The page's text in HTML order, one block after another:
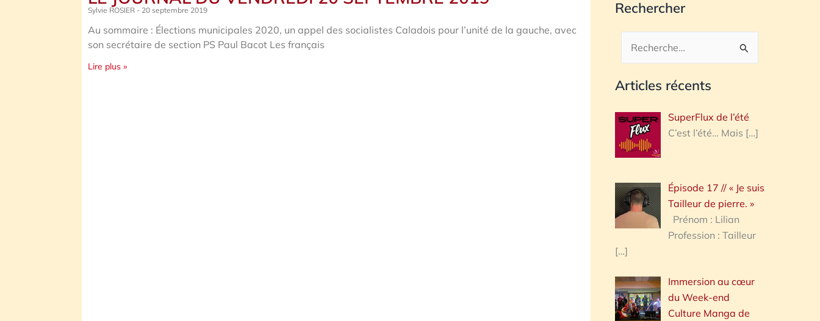
Sylvie ROSIER 20 septembre 2019
Au sommaire : Élections municipales 2020, un appel des socialistes Caladois pour l’unité de la gauche, avec
son secrétaire de section PS Paul Bacot Les français
Lire plus »
Rechercher
Rechercher :
Articles récents
SuperFlux de l’été
C’est l’été… Mais […]
Épisode 17 // « Je suis
Tailleur de pierre. »
Prénom : Lilian
Profession : Tailleur
[…]
Immersion au cœur
du Week-end
Culture Manga de